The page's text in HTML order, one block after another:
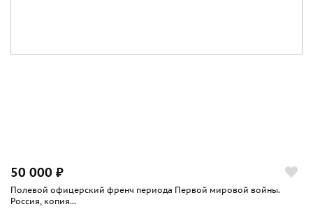
50 000 ₽
Полевой офицерский френч периода Первой мировой войны.
Россия, копия...